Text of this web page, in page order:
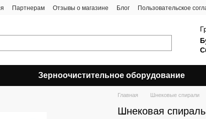
Партнерам Отзывы о магазине Блог Пользовательское
Зерноочистительное оборудование
Главная Шнековые спирали
Шнековая